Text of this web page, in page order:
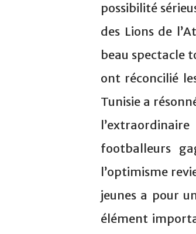
possibilité
des Lions de
beau spectacle
ont réconcilié
Tunisie a
footballeurs
l’optimisme
jeunes a pour
élément